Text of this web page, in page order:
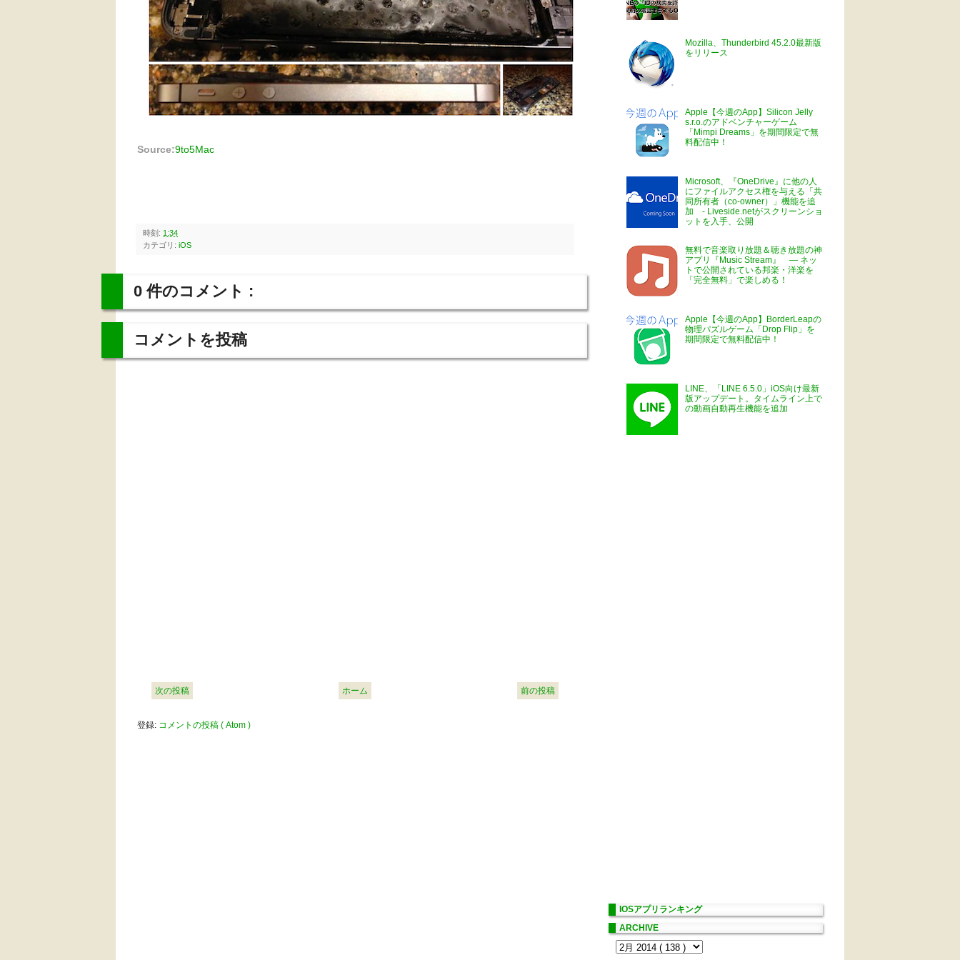
Source:9to5Mac
時刻: 1:34
カテゴリ: iOS
0 件のコメント :
コメントを投稿
次の投稿 前の投稿
ホーム
登録: コメントの投稿 ( Atom )
Mozilla、Thunderbird 45.2.0最新版
をリリース
Apple【今週のApp】Silicon Jelly
s.r.o.のアドベンチャーゲーム
「Mimpi Dreams」を期間限定で無
料配信中！
Microsoft、『OneDrive』に他の人
にファイルアクセス権を与える「共
同所有者（co-owner）」機能を追
加 - Liveside.netがスクリーンショ
ットを入手、公開
無料で音楽取り放題＆聴き放題の神
アプリ『Music Stream』 ― ネッ
トで公開されている邦楽・洋楽を
「完全無料」で楽しめる！
Apple【今週のApp】BorderLeapの
物理パズルゲーム「Drop Flip」を
期間限定で無料配信中！
LINE、「LINE 6.5.0」iOS向け最新
版アップデート。タイムライン上で
の動画自動再生機能を追加
IOSアプリランキング
ARCHIVE